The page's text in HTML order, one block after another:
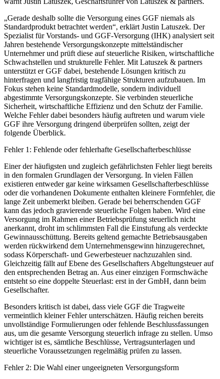
„Gerade deshalb sollte die Versorgung eines GGF niemals als
Standardprodukt betrachtet werden“, erklärt Justin Latuszek. Der
Spezialist für Vorstands- und GGF-Versorgung (IHK) analysiert seit
Jahren bestehende Versorgungskonzepte mittelständischer
Unternehmer und prüft diese auf steuerliche Risiken, wirtschaftliche
Schwachstellen und strukturelle Fehler. Mit Latuszek & partners
unterstützt er GGF dabei, bestehende Lösungen kritisch zu
hinterfragen und langfristig tragfähige Strukturen aufzubauen. Im
Fokus stehen keine Standardmodelle, sondern individuell
abgestimmte Versorgungskonzepte. Sie verbinden steuerliche
Sicherheit, wirtschaftliche Effizienz und den Schutz der Familie.
Welche Fehler dabei besonders häufig auftreten und warum viele
GGF ihre Versorgung dringend überprüfen sollten, zeigt der
folgende Überblick.
Fehler 1: Fehlende oder fehlerhafte Gesellschafterbeschlüsse
Einer der häufigsten und zugleich gefährlichsten Fehler liegt bereits
in den formalen Grundlagen der Versorgung. In vielen Fällen
existieren entweder gar keine wirksamen Gesellschafterbeschlüsse
oder die vorhandenen Dokumente enthalten kleinere Formfehler, die
lange Zeit unbemerkt bleiben. Gerade bei beherrschenden GGF
kann das jedoch gravierende steuerliche Folgen haben. Wird eine
Versorgung im Rahmen einer Betriebsprüfung steuerlich nicht
anerkannt, droht im schlimmsten Fall die Einstufung als verdeckte
Gewinnausschüttung. Bereits geltend gemachte Betriebsausgaben
werden rückwirkend dem Unternehmensgewinn hinzugerechnet,
sodass Körperschaft- und Gewerbesteuer nachzuzahlen sind.
Gleichzeitig fällt auf Ebene des Gesellschafters Abgeltungsteuer auf
den entsprechenden Betrag an. Aus einer einzigen Formschwäche
entsteht so eine doppelte Steuerlast: erst in der GmbH, dann beim
Gesellschafter.
Besonders kritisch ist dabei, dass viele GGF die Tragweite
vermeintlich kleiner Fehler unterschätzen. Häufig reichen bereits
unvollständige Formulierungen oder fehlende Beschlussfassungen
aus, um die gesamte Versorgung steuerlich infrage zu stellen. Umso
wichtiger ist es, sämtliche Beschlüsse, Vertragsunterlagen und
steuerliche Voraussetzungen regelmäßig prüfen zu lassen.
Fehler 2: Die Wahl einer ungeeigneten Versorgungsform